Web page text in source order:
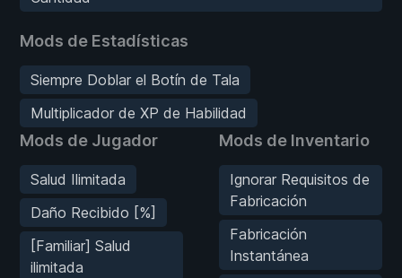
Mods de Estadísticas
Siempre Doblar el Botín de Tala
Multiplicador de XP de Habilidad
Mods de Jugador
Salud Ilimitada
Daño Recibido [%]
[Familiar] Salud
ilimitada
Mods de Inventario
Ignorar Requisitos de
Fabricación
Fabricación
Instantánea